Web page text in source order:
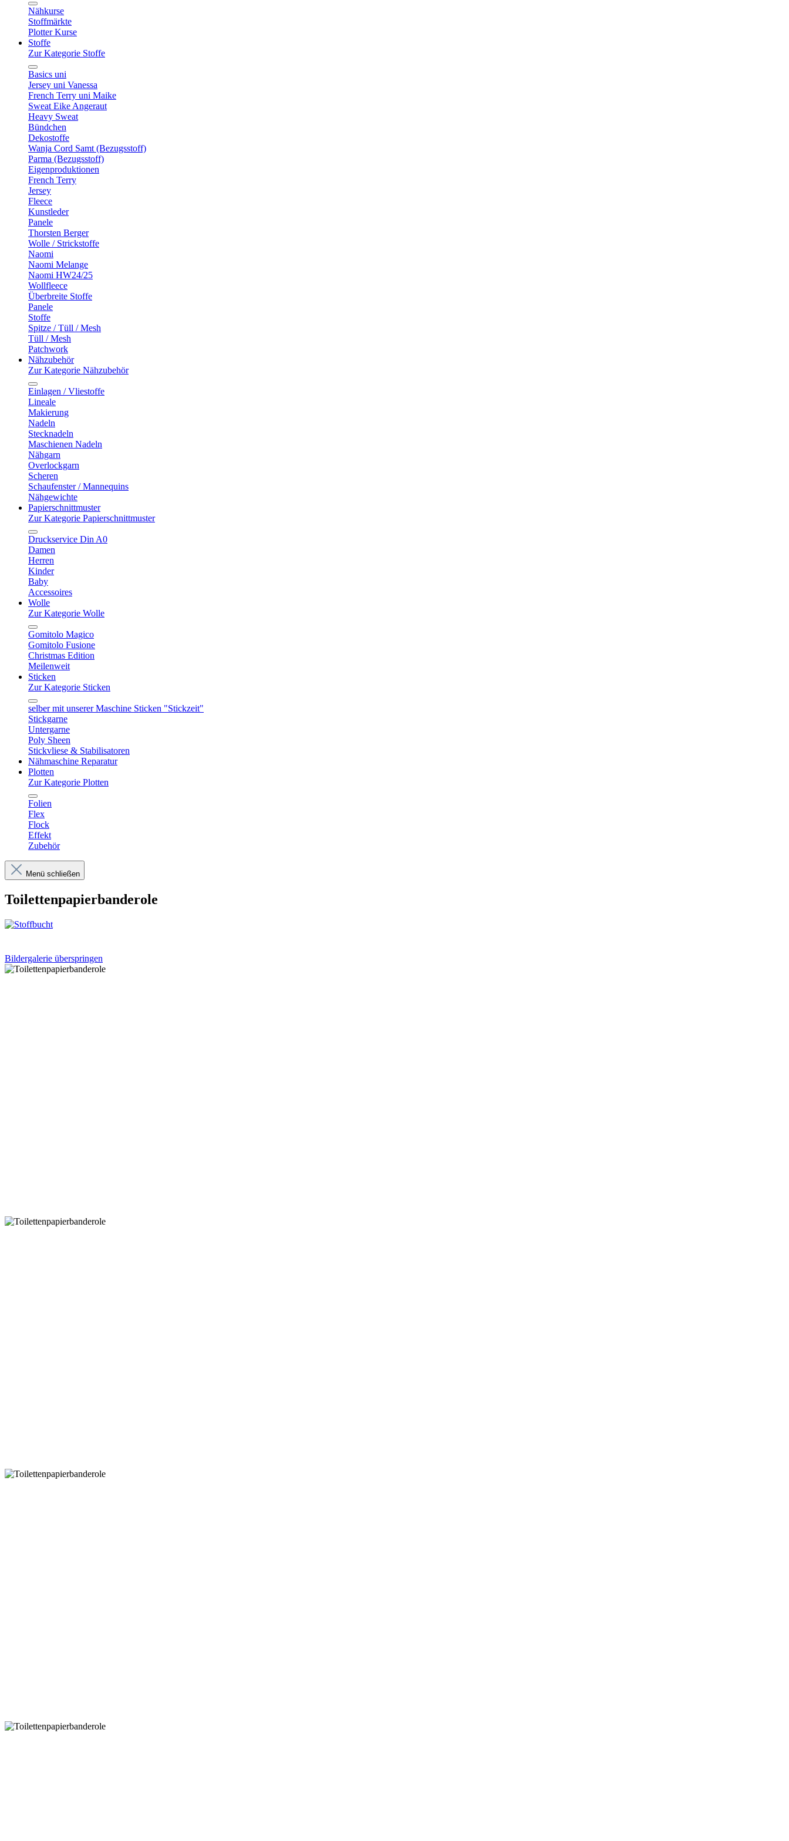
Nähkurse
Stoffmärkte
Plotter Kurse
Stoffe
Zur Kategorie Stoffe
Basics uni
Jersey uni Vanessa
French Terry uni Maike
Sweat Eike Angeraut
Heavy Sweat
Bündchen
Dekostoffe
Wanja Cord Samt (Bezugsstoff)
Parma (Bezugsstoff)
Eigenproduktionen
French Terry
Jersey
Fleece
Kunstleder
Panele
Thorsten Berger
Wolle / Strickstoffe
Naomi
Naomi Melange
Naomi HW24/25
Wollfleece
Überbreite Stoffe
Panele
Stoffe
Spitze / Tüll / Mesh
Tüll / Mesh
Patchwork
Nähzubehör
Zur Kategorie Nähzubehör
Einlagen / Vliestoffe
Lineale
Makierung
Nadeln
Stecknadeln
Maschienen Nadeln
Nähgarn
Overlockgarn
Scheren
Schaufenster / Mannequins
Nähgewichte
Papierschnittmuster
Zur Kategorie Papierschnittmuster
Druckservice Din A0
Damen
Herren
Kinder
Baby
Accessoires
Wolle
Zur Kategorie Wolle
Gomitolo Magico
Gomitolo Fusione
Christmas Edition
Meilenweit
Sticken
Zur Kategorie Sticken
selber mit unserer Maschine Sticken "Stickzeit"
Stickgarne
Untergarne
Poly Sheen
Stickvliese & Stabilisatoren
Nähmaschine Reparatur
Plotten
Zur Kategorie Plotten
Folien
Flex
Flock
Effekt
Zubehör
Menü schließen
Toilettenpapierbanderole
Bildergalerie überspringen